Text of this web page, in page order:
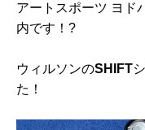
アートスポーツ ヨド
内です！?
ウィルソンのSHIFT
た！